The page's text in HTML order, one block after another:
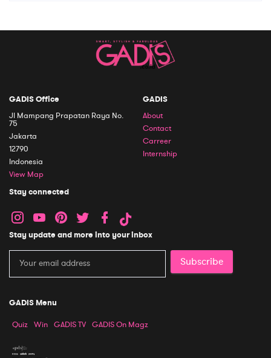
GADIS Office
Jl Mampang Prapatan Raya No.
75
Jakarta
12790
Indonesia
View Map
GADIS
About
Contact
Carreer
Internship
Stay connected
Stay update and more into your inbox
Subscribe
GADIS Menu
Quiz Win GADIS TV GADIS On Magz